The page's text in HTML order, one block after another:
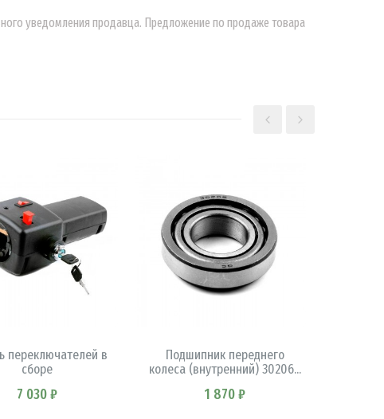
уведомления продавца. Предложение по продаже товара
переключателей в
сборе
7 030 ₽
Подшипник переднего
колеса (внутренний) 30206...
1 870 ₽